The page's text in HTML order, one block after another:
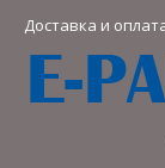
Доставка и